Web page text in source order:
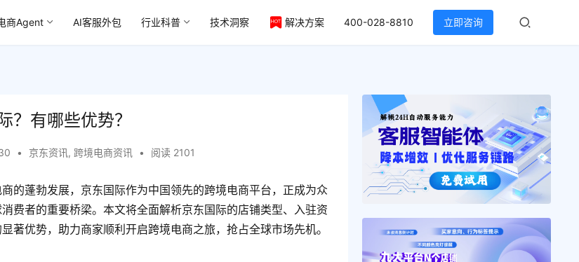
商Agent AI客服外包 行业科普 技术洞察 解决方案 400-028-8810 立即咨询
？有哪些优势？
• 京东资讯, 跨境电商资讯 • 阅读 2101
的蓬勃发展，京东国际作为中国领先的跨境电商平台，正成为众
费者的重要桥梁。本文将全面解析京东国际的店铺类型、入驻资
著优势，助力商家顺利开启跨境电商之旅，抢占全球市场先机。